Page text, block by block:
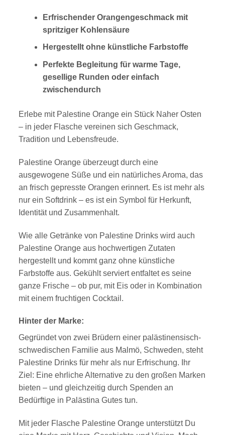
Erfrischender Orangengeschmack mit
spritziger Kohlensäure
Hergestellt ohne künstliche Farbstoffe
Perfekte Begleitung für warme Tage,
gesellige Runden oder einfach
zwischendurch
Erlebe mit Palestine Orange ein Stück Naher Osten
– in jeder Flasche vereinen sich Geschmack,
Tradition und Lebensfreude.
Palestine Orange überzeugt durch eine
ausgewogene Süße und ein natürliches Aroma, das
an frisch gepresste Orangen erinnert. Es ist mehr als
nur ein Softdrink – es ist ein Symbol für Herkunft,
Identität und Zusammenhalt.
Wie alle Getränke von Palestine Drinks wird auch
Palestine Orange aus hochwertigen Zutaten
hergestellt und kommt ganz ohne künstliche
Farbstoffe aus. Gekühlt serviert entfaltet es seine
ganze Frische – ob pur, mit Eis oder in Kombination
mit einem fruchtigen Cocktail.
Hinter der Marke:
Gegründet von zwei Brüdern einer palästinensisch-
schwedischen Familie aus Malmö, Schweden, steht
Palestine Drinks für mehr als nur Erfrischung. Ihr
Ziel: Eine ehrliche Alternative zu den großen Marken
bieten – und gleichzeitig durch Spenden an
Bedürftige in Palästina Gutes tun.
Mit jeder Flasche Palestine Orange unterstützt Du